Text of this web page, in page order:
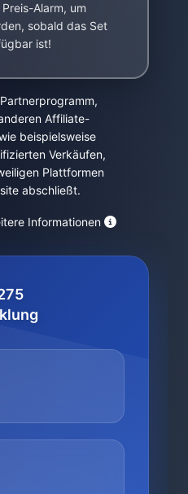
Alarm, um
sobald das Set
ist!
Affiliate-
beispielsweise
Verkäufen,
Plattformen
abschließt.
Informationen